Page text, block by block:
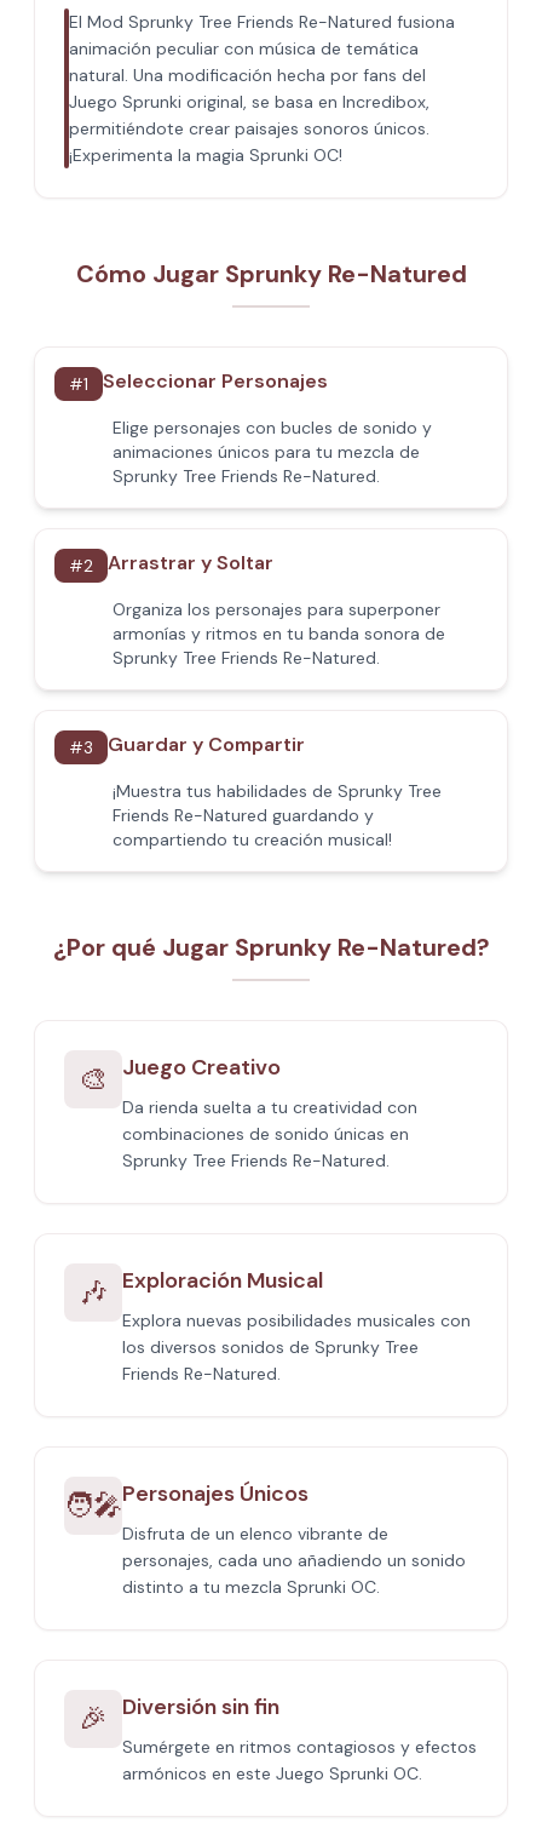
El Mod Sprunky Tree Friends Re-Natured fusiona
animación peculiar con música de temática
natural. Una modificación hecha por fans del
Juego Sprunki original, se basa en Incredibox,
permitiéndote crear paisajes sonoros únicos.
¡Experimenta la magia Sprunki OC!
Cómo Jugar Sprunky Re-Natured
#1 Seleccionar Personajes
Elige personajes con bucles de sonido y
animaciones únicos para tu mezcla de
Sprunky Tree Friends Re-Natured.
#2 Arrastrar y Soltar
Organiza los personajes para superponer
armonías y ritmos en tu banda sonora de
Sprunky Tree Friends Re-Natured.
#3 Guardar y Compartir
¡Muestra tus habilidades de Sprunky Tree
Friends Re-Natured guardando y
compartiendo tu creación musical!
¿Por qué Jugar Sprunky Re-Natured?
🎨 Juego Creativo
Da rienda suelta a tu creatividad con
combinaciones de sonido únicas en
Sprunky Tree Friends Re-Natured.
🎶 Exploración Musical
Explora nuevas posibilidades musicales con
los diversos sonidos de Sprunky Tree
Friends Re-Natured.
🧑‍🎤Personajes Únicos
Disfruta de un elenco vibrante de
personajes, cada uno añadiendo un sonido
distinto a tu mezcla Sprunki OC.
🎉 Diversión sin fin
Sumérgete en ritmos contagiosos y efectos
armónicos en este Juego Sprunki OC.